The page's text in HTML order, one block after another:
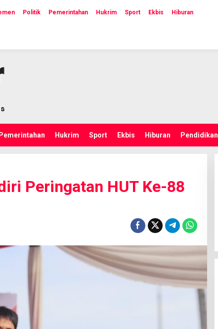
Politik Pemerintahan Hukrim Sport Ekbis Hiburan
Pemerintahan Hukrim Sport Ekbis Hiburan Pendidikan
Peringatan HUT Ke-88